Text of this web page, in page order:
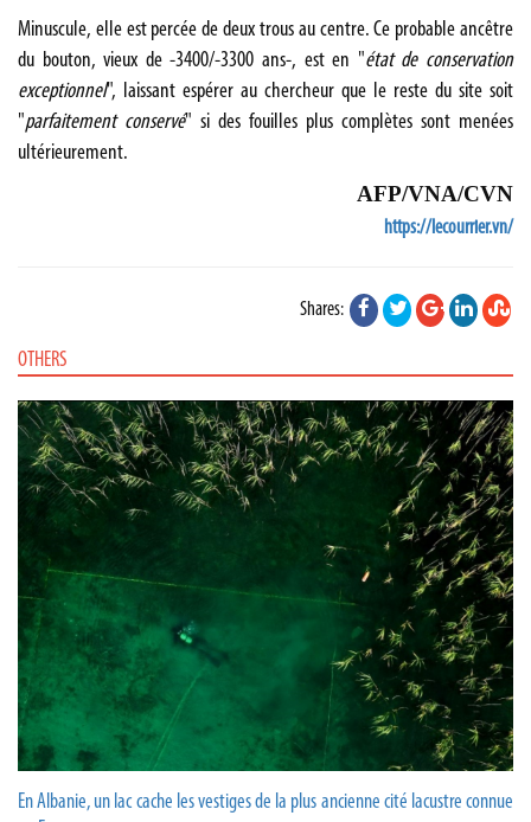
Minuscule, elle est percée de deux trous au centre. Ce probable ancêtre
du bouton, vieux de -3400/-3300 ans-, est en "état de conservation
exceptionnel", laissant espérer au chercheur que le reste du site soit
"parfaitement conservé" si des fouilles plus complètes sont menées
ultérieurement.
AFP/VNA/CVN
https://lecourrier.vn/
Shares:
OTHERS
En Albanie, un lac cache les vestiges de la plus ancienne cité lacustre connue